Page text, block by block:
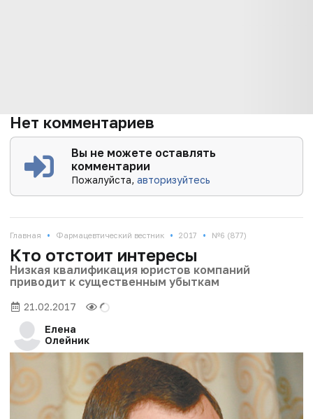
Нет комментариев
Вы не можете оставлять
комментарии
Пожалуйста,авторизуйтесь
Главная • Фармацевтический вестник • 2017 • №6 (877)
Кто отстоит интересы
Низкая квалификация юристов компаний
приводит к существенным убыткам
21.02.2017
Елена
Олейник